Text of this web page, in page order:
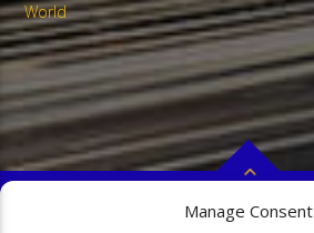
Manage Consent
World
Copyright 2023 Locotone ArtworxX